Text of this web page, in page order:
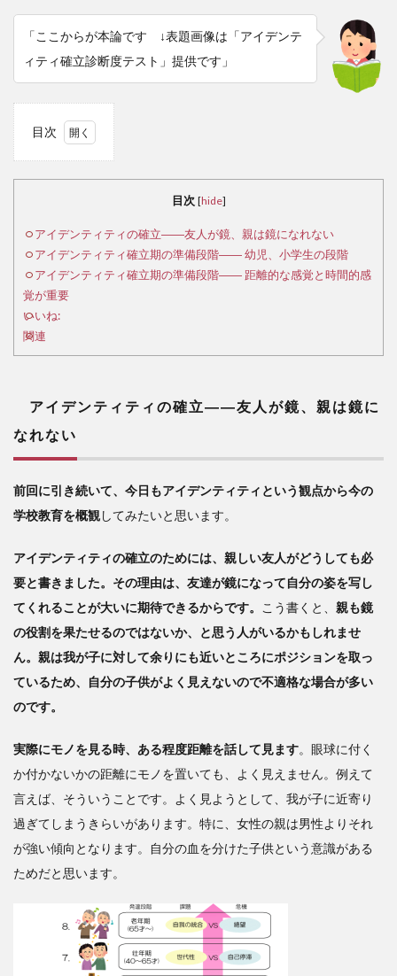
「ここからが本論です ↓表題画像は「アイデンテ
ィティ確立診断度テスト」提供です」
目次
ィテ
ィの
確立
――
友人
が
鏡、
なれ
ない
ンティ
ティ確
立期の
階
―― 幼
学生の
段階
3
アイデ
ンティ
立期の
階
―― 距
離的な
時間的
感覚が
目次 [hide]
アイデンティティの確立――友人が鏡、親は鏡になれない
アイデンティティ確立期の準備段階―― 幼児、小学生の段階
アイデンティティ確立期の準備段階―― 距離的な感覚と時間的感
覚が重要
いいね:
関連
アイデンティティの確立――友人が鏡、親は鏡に
なれない
前回に引き続いて、今日もアイデンティティという観点から今の
学校教育を概観してみたいと思います。
アイデンティティの確立のためには、親しい友人がどうしても必
要と書きました。その理由は、友達が鏡になって自分の姿を写し
てくれることが大いに期待できるからです。
こう書くと、 親も鏡
の役割を果たせるのではないか、と思う人がいるかもしれませ
ん。親は我が子に対して余りにも近いところにポジションを取っ
ているため、自分の子供がよく見えないので不適格な場合が多い
のです。
実際にモノを見る時、ある程度距離を話して見ます。眼球に付く
か付かないかの距離にモノを置いても、よく見えません。例えて
言えば、そういうことです。よく見ようとして、我が子に近寄り
過ぎてしまうきらいがあります。特に、女性の親は男性よりそれ
が強い傾向となります。自分の血を分けた子供という意識がある
ためだと思います。